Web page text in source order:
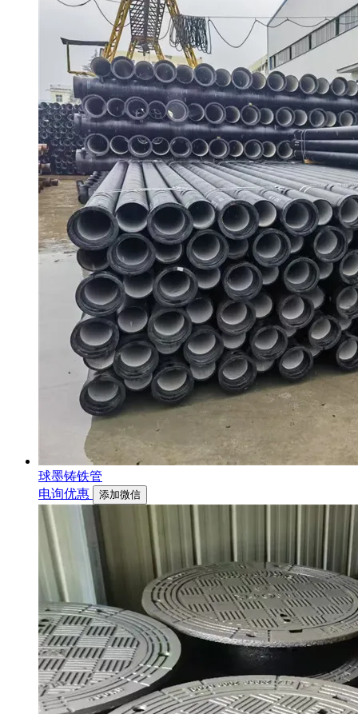
球墨铸铁管
电询优惠
添加微信